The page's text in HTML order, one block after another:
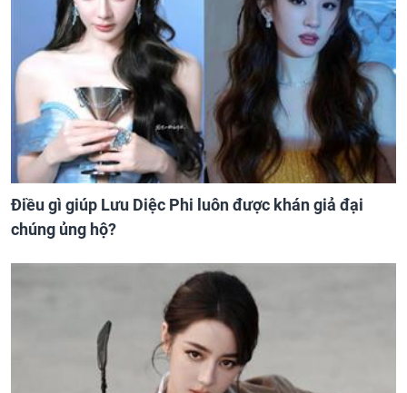
Điều gì giúp Lưu Diệc Phi luôn được khán giả đại
chúng ủng hộ?